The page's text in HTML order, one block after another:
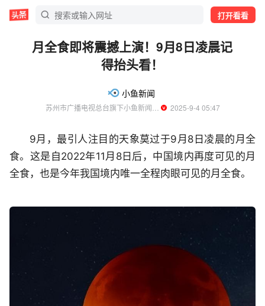
打开看看
月全食即将震撼上演！9月8日凌晨记
得抬头看！
小鱼新闻
  2025-9-4 05:47
9月，最引人注目的天象莫过于9月8日凌晨的月全
食。这是自2022年11月8日后，中国境内再度可见的月
全食，也是今年我国境内唯一全程肉眼可见的月全食。